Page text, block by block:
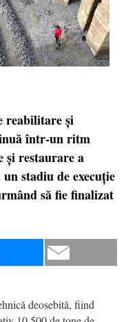
reabilitare și
într-un ritm
și restaurare a
stadiu de execuție
să fie finalizat
deosebită, fiind